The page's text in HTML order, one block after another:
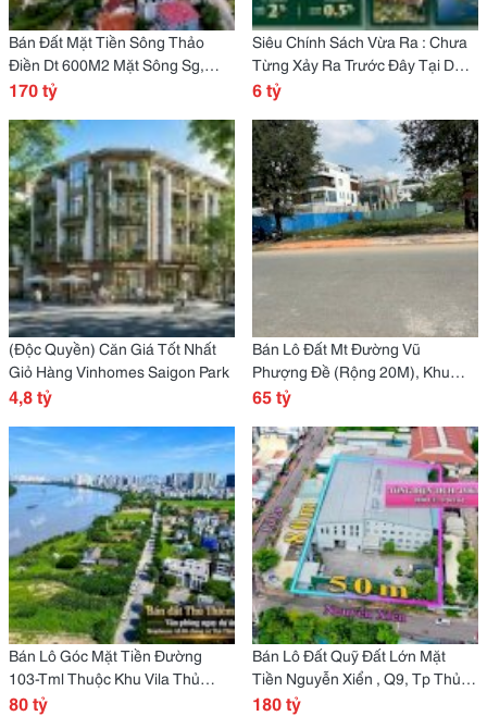
Bán Đất Mặt Tiền Sông Thảo
Điền Dt 600M2 Mặt Sông Sg,
Thảo Điền Q2
170 tỷ
Siêu Chính Sách Vừa Ra : Chưa
Từng Xảy Ra Trước Đây Tại Dự
Án Vinhomes Sài Gòn Park Hóc
6 tỷ
(Độc Quyền) Căn Giá Tốt Nhất
Giỏ Hàng Vinhomes Saigon Park
4,8 tỷ
Bán Lô Đất Mt Đường Vũ
Phượng Đề (Rộng 20M), Khu
Dân Cư Villa Thủ Thiêm, Tp. Thủ
65 tỷ
Bán Lô Góc Mặt Tiền Đường
103-Tml Thuộc Khu Vila Thủ
Thiêm , Quận 2
80 tỷ
Bán Lô Đất Quỹ Đất Lớn Mặt
Tiền Nguyễn Xiển , Q9, Tp Thủ
Duc Hcm
180 tỷ